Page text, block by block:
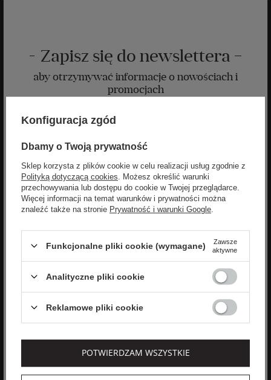
Zapisz się do newslettera
aby otrzymywać informacje o nowościach i
promocjach
Wyrażam zgodę na otrzymywanie spersonalizowanych wiadomości
. Subskrypcję mogę
Zgadzam się na przetwarzanie moich danych osobowych
marketingowym. Wyrażenie zgody jest dobrowolne. Mam
prawo cofnięcia zgody w dowolnym momencie bez wpływu
podstawie zgody przed jej cofnięciem. Mam prawo dostępu
do treści swoich danych i ich sprostowania, usunięcia,
Rozwiń
ZAPISZ SIĘ
Konfiguracja zgód
Dbamy o Twoją prywatność
Sklep korzysta z plików cookie w celu realizacji usług zgodnie z
Polityką dotyczącą cookies . Możesz określić warunki
przechowywania lub dostępu do cookie w Twojej przeglądarce.
Więcej informacji na temat warunków i prywatności można
znaleźć także na stronie Prywatność i warunki Google
Funkcjonalne pliki cookie (wymagane)
Zawsze
aktywne
Analityczne pliki cookie
Reklamowe pliki cookie
POTWIERDZAM WSZYSTKIE